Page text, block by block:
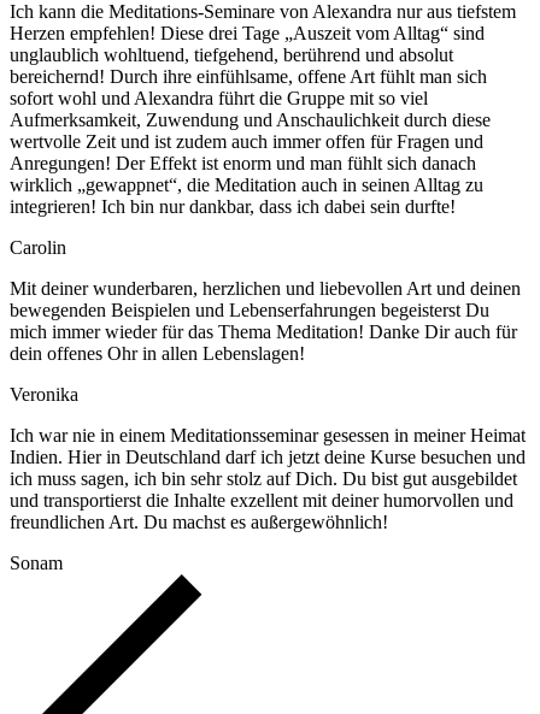
Ich kann die Meditations-Seminare von Alexandra nur aus tiefstem
Herzen empfehlen! Diese drei Tage „Auszeit vom Alltag“ sind
unglaublich wohltuend, tiefgehend, berührend und absolut
bereichernd! Durch ihre einfühlsame, offene Art fühlt man sich
sofort wohl und Alexandra führt die Gruppe mit so viel
Aufmerksamkeit, Zuwendung und Anschaulichkeit durch diese
wertvolle Zeit und ist zudem auch immer offen für Fragen und
Anregungen! Der Effekt ist enorm und man fühlt sich danach
wirklich „gewappnet“, die Meditation auch in seinen Alltag zu
integrieren! Ich bin nur dankbar, dass ich dabei sein durfte!
Carolin
Mit deiner wunderbaren, herzlichen und liebevollen Art und deinen
bewegenden Beispielen und Lebenserfahrungen begeisterst Du
mich immer wieder für das Thema Meditation! Danke Dir auch für
dein offenes Ohr in allen Lebenslagen!
Veronika
Ich war nie in einem Meditationsseminar gesessen in meiner Heimat
Indien. Hier in Deutschland darf ich jetzt deine Kurse besuchen und
ich muss sagen, ich bin sehr stolz auf Dich. Du bist gut ausgebildet
und transportierst die Inhalte exzellent mit deiner humorvollen und
freundlichen Art. Du machst es außergewöhnlich!
Sonam